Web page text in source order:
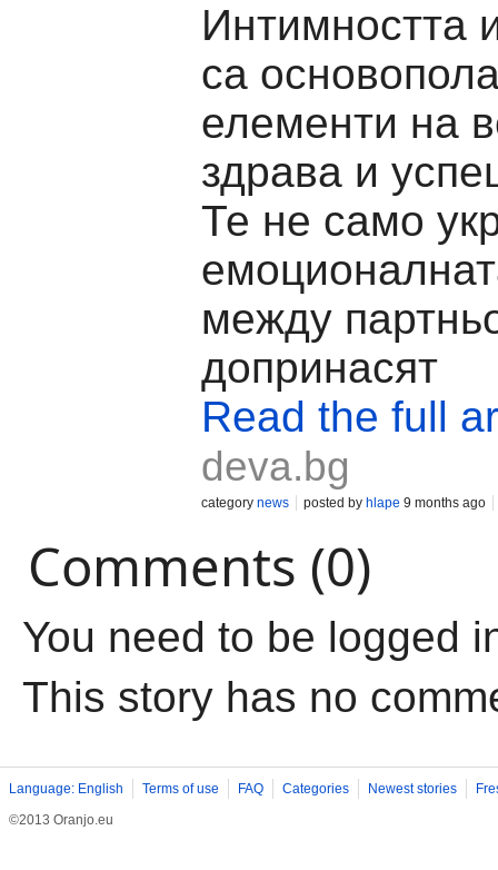
Интимността
са
елементи на
здрава и
Те не само
между
допринасят
Read the full
deva.bg
category news posted by hlape 9 months ago
Comments (0)
You need to be logged
This story has no
Language: English Terms of use FAQ Categories Newest stories
©2013 Oranjo.eu